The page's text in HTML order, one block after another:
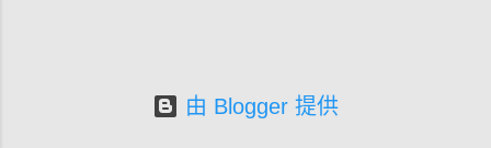
一個小孩，把它生出來了，但卻
沒有用心了解，自以為付出了很
由 Blogger 提供